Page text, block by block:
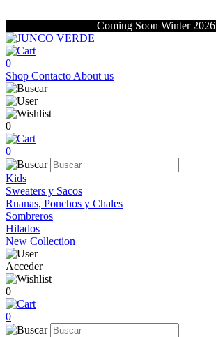
Coming Soon Winter 2026
0
Shop Contacto About us
0
0
Kids
Sweaters y Sacos
Ruanas, Ponchos y Chales
Sombreros
Hilados
New Collection
Acceder
0
0